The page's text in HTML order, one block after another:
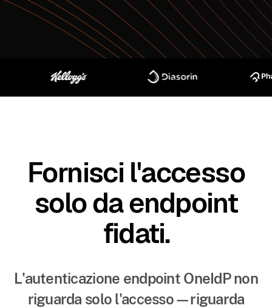
Fornisci l'accesso
solo da endpoint
fidati.
L'autenticazione endpoint OneIdP non
riguarda solo l'accesso—riguarda